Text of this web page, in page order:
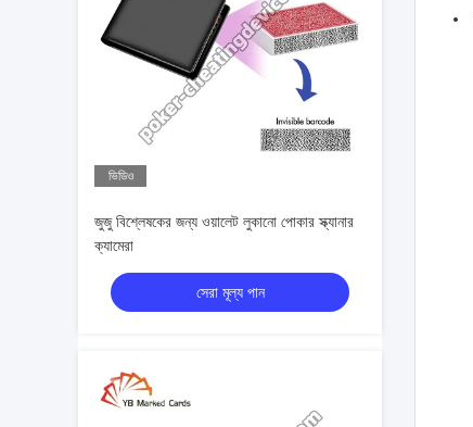
ভিডিও
জুজু বিশ্লেষকের জন্য ওয়ালেট লুকানো পোকার স্ক্যানার
ক্যামেরা
সেরা মূল্য পান